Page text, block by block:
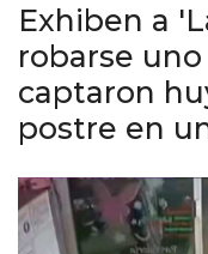
Exhiben a
robarse
captaron
postre en